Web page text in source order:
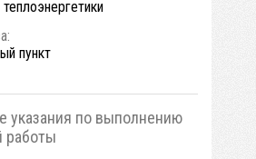
пункт
указания по выполнению
работы